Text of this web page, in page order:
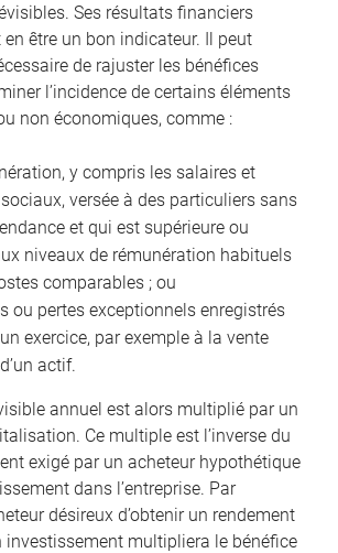
Ses résultats financiers
être un bon indicateur. Il peut
de rajuster les bénéfices
l’incidence de certains éléments
non économiques, comme :
y compris les salaires et
versée à des particuliers sans
et qui est supérieure ou
niveaux de rémunération habituels
comparables ; ou
ou pertes exceptionnels enregistrés
exercice, par exemple à la vente
actif.
annuel est alors multiplié par un
Ce multiple est l’inverse du
exigé par un acheteur hypothétique
dans l’entreprise. Par
désireux d’obtenir un rendement
investissement multipliera le bénéfice